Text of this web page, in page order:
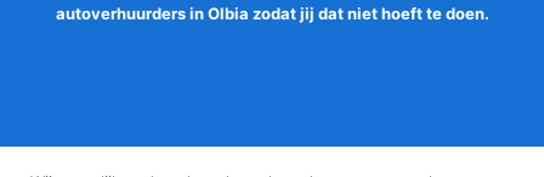
autoverhuurders in Olbia zodat jij dat niet hoeft te doen.